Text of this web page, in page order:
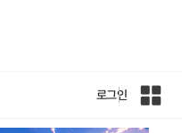
로그인
인